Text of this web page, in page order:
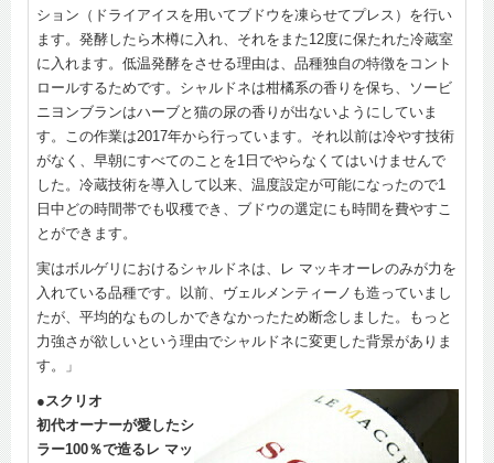
ション（ドライアイスを用いてブドウを凍らせてプレス）を行い
ます。発酵したら木樽に入れ、それをまた12度に保たれた冷蔵室
に入れます。低温発酵をさせる理由は、品種独自の特徴をコント
ロールするためです。シャルドネは柑橘系の香りを保ち、ソービ
ニヨンブランはハーブと猫の尿の香りが出ないようにしていま
す。この作業は2017年から行っています。それ以前は冷やす技術
がなく、早朝にすべてのことを1日でやらなくてはいけませんで
した。冷蔵技術を導入して以来、温度設定が可能になったので1
日中どの時間帯でも収穫でき、ブドウの選定にも時間を費やすこ
とができます。
実はボルゲリにおけるシャルドネは、レ マッキオーレのみが力を
入れている品種です。以前、ヴェルメンティーノも造っていまし
たが、平均的なものしかできなかったため断念しました。もっと
力強さが欲しいという理由でシャルドネに変更した背景がありま
す。」
●スクリオ
初代オーナーが愛したシ
ラー100％で造るレ マッ